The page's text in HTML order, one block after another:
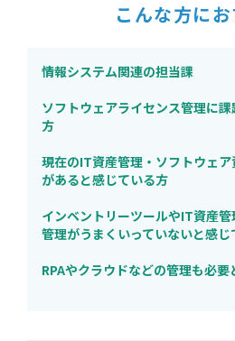
こんな方に
情報システム関連の担当課
ソフトウェアライセンス管理に
方
現在のIT資産管理・ソフトウェ
があると感じている方
インベントリーツールやIT資産管
管理がうまくいっていないと感じ
RPAやクラウドなどの管理も必要